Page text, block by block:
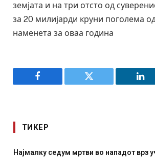
земјата и на три отсто од
за 20 милијарди круни поголема
наменета за оваа година
Facebook Twitter
ТИКЕР
Најмалку седум мртви во нападот врз